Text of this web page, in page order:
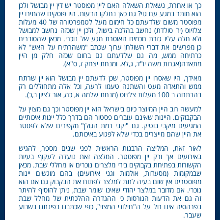
כך או אחרת, נשאלת השאלה האם ליין מפוסטר יש דין יין מבושל ולכן
הוא מותר במגע עם גוי? גם כאן נחלקו הדעות. היו פוסקים שהתירו יין
מפוסטר משום שלדעתם כל חימום מעל לטמפרטורה של 40 מעלות
צלזיוס (יד סולדת) נחשב בהלכה בישול, ולכן יין שכזה נחשב למבושל
ולא חלה עליו גזרת חכמים האוסרת מגע של נוכרי. מכאן שהסוברים
כן מפרשים את דברי השולחן ערוך שכתב "משהרתיח על האש" לא
כרתיחה ממש, מה גם שלדעתם גם בחום שכזה חלק מן היין
מתאדה(אגרות משה יו"ד, ג,לא. ומנחת יצחק ז, ס"א).
מאידך, היו שאסרו יין מפוסטר, שכן לדעתם יין מבושל הוא יין שרתח
ממש והתאדה מעט והשתנה טעמו לרעה, וכל אלה מתחוללים רק
בהרתחה ב 100 מעלות צלזיוס (מנחת שלמה א, כה, אור לציון ב,כ).
למעשה רוב היין המיוצר כיום בישראל הוא יין מפוסטר וכך גם מצוין על
הבקבוקים. היינות שאינם עוברים פסטור הם בדרך כלל יינות איכותיים
המגיעים מיקבי בוטיק. גם "יקבי רמת הגולן" מקפידים שלא לפסטר
את היין שהם מייצרים בכדי שלא לפגוע באיכותם.
לאור זאת, המליצה הרבנות הראשית לפני שנים מספר, להגיש
באירועים אך ורק יין מפוסטר. המלצה זאת נועדה לעקוף בעיות
הקשורות בפתיחת בקבוקים בידי מלצרים נוכרים או מחללי שבת. מכאן
שבמקומות (מסעדות, אולמות וגני אירועים) בהם מוגשים יינות
מפוסטרים אין שום בעיה לתת למלצר לפתוח את הבקבוק גם אם הוא
נוכרי. אם מדובר במלצר יהודי שאינו שומר שבת, ניתן להוסיף להיתר
זה גם את הדעות הגורסות כי ההגדרה ההלכתית של מחלל שבת
בפרהסיה אינו חל על ה"חילוני המצוי", כפי שכתבנו בפינתנו בשבוע
שעבר.